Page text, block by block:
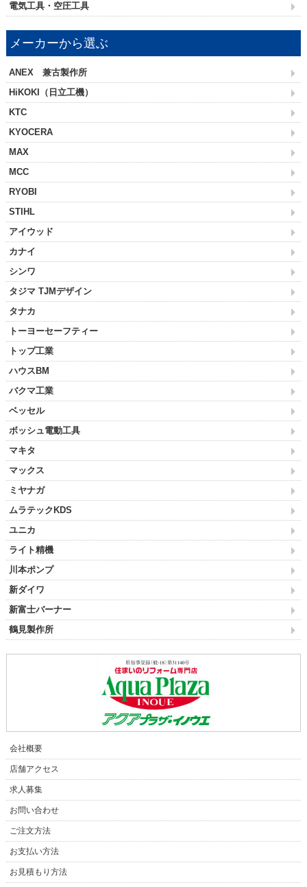
電気工具・空圧工具
メーカーから選ぶ
ANEX 兼古製作所
HiKOKI（日立工機）
KTC
KYOCERA
MAX
MCC
RYOBI
STIHL
アイウッド
カナイ
シンワ
タジマ TJMデザイン
タナカ
トーヨーセーフティー
トップ工業
ハウスBM
バクマ工業
ベッセル
ボッシュ電動工具
マキタ
マックス
ミヤナガ
ムラテックKDS
ユニカ
ライト精機
川本ポンプ
新ダイワ
新富士バーナー
鶴見製作所
会社概要
店舗アクセス
求人募集
お問い合わせ
ご注文方法
お支払い方法
お見積もり方法